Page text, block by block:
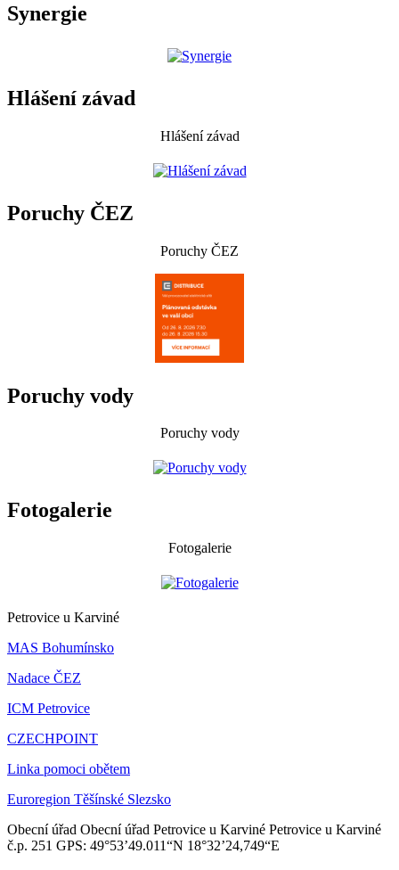
Synergie
Hlášení závad
Hlášení závad
Poruchy ČEZ
Poruchy ČEZ
Poruchy vody
Poruchy vody
Fotogalerie
Fotogalerie
Petrovice u Karviné
MAS Bohumínsko
Nadace ČEZ
ICM Petrovice
CZECHPOINT
Linka pomoci obětem
Euroregion Těšínské Slezsko
Obecní úřad Obecní úřad Petrovice u Karviné Petrovice u Karviné
č.p. 251 GPS: 49°53’49.011“N 18°32’24,749“E